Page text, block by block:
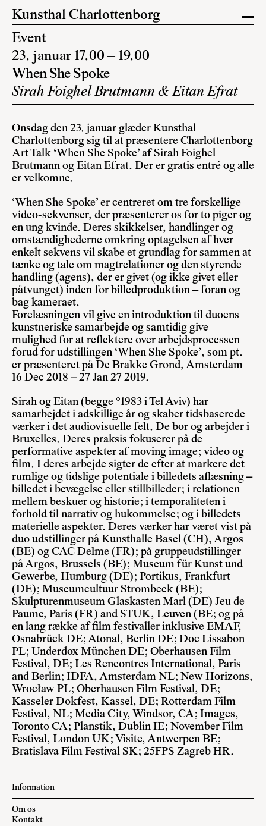
Kunsthal Charlottenborg
Event
23. januar 17.00 – 19.00
When She Spoke
Sirah Foighel Brutmann & Eitan Efrat
Onsdag den 23. januar glæder Kunsthal
Charlottenborg sig til at præsentere Charlottenborg
Art Talk ‘When She Spoke’ af Sirah Foighel
Brutmann og Eitan Efrat. Der er gratis entré og alle
er velkomne.
‘When She Spoke’ er centreret om tre forskellige
video-sekvenser, der præsenterer os for to piger og
en ung kvinde. Deres skikkelser, handlinger og
omstændighederne omkring optagelsen af hver
enkelt sekvens vil skabe et grundlag for sammen at
tænke og tale om magtrelationer og den styrende
handling (agens), der er givet (og ikke givet eller
påtvunget) inden for billedproduktion – foran og
bag kameraet.
Forelæsningen vil give en introduktion til duoens
kunstneriske samarbejde og samtidig give
mulighed for at reflektere over arbejdsprocessen
forud for udstillingen ‘When She Spoke’, som pt.
er præsenteret på De Brakke Grond, Amsterdam
16 Dec 2018 – 27 Jan 27 2019.
Sirah og Eitan (begge °1983 i Tel Aviv) har
samarbejdet i adskillige år og skaber tidsbaserede
værker i det audiovisuelle felt. De bor og arbejder i
Bruxelles. Deres praksis fokuserer på de
performative aspekter af moving image; video og
film. I deres arbejde sigter de efter at markere det
rumlige og tidslige potentiale i billedets aflæsning –
billedet i bevægelse eller stillbilleder; i relationen
mellem beskuer og historie; i temporaliteten i
forhold til narrativ og hukommelse; og i billedets
materielle aspekter. Deres værker har været vist på
duo udstillinger på Kunsthalle Basel (CH), Argos
(BE) og CAC Delme (FR); på gruppeudstillinger
på Argos, Brussels (BE); Museum für Kunst und
Gewerbe, Humburg (DE); Portikus, Frankfurt
(DE); Museumcultuur Strombeek (BE);
Skulpturenmuseum Glaskasten Marl (DE) Jeu de
Paume, Paris (FR) and STUK, Leuven (BE; og på
en lang række af film festivaller inklusive EMAF,
Osnabrück DE; Atonal, Berlin DE; Doc Lissabon
PL; Underdox München DE; Oberhausen Film
Festival, DE; Les Rencontres International, Paris
and Berlin; IDFA, Amsterdam NL; New Horizons,
Wrocław PL; Oberhausen Film Festival, DE;
Kasseler Dokfest, Kassel, DE; Rotterdam Film
Festival, NL; Media City, Windsor, CA; Images,
Toronto CA; Planstik, Dublin IE; November Film
Festival, London UK; Visite, Antwerpen BE;
Bratislava Film Festival SK; 25FPS Zagreb HR.
Information
Om os
Kontakt